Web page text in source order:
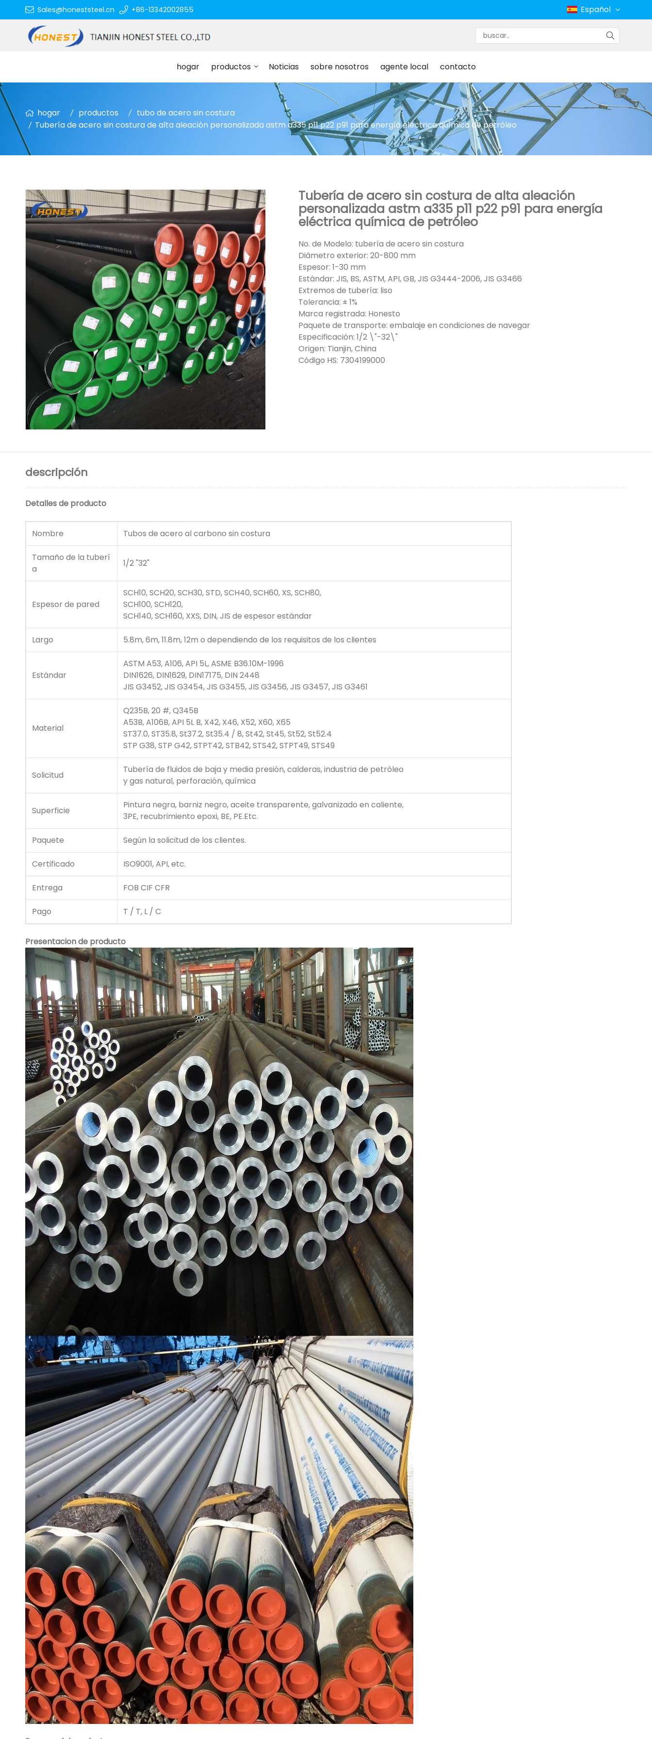
Sales@honeststeel.cn +86-13342002855 Español
hogar productos Noticias sobre nosotros agente local contacto
hogar productos
tubo de acero sin costura
Tubería de acero sin costura de alta aleación personalizada astm a335 p11 p22 p91 para energía eléctrica química de petróleo
Tubería de acero sin costura de alta aleación
personalizada astm a335 p11 p22 p91 para energía
eléctrica química de petróleo
No. de Modelo: tubería de acero sin costura
Diámetro exterior: 20-800 mm
Espesor: 1-30 mm
Estándar: JIS, BS, ASTM, API, GB, JIS G3444-2006, JIS G3466
Extremos de tubería: liso
Tolerancia: ± 1%
Marca registrada: Honesto
Paquete de transporte: embalaje en condiciones de navegar
Especificación: 1/2 \"-32\"
Origen: Tianjin, China
Código HS: 7304199000
descripción
Detalles de producto
Nombre Tubos de acero al carbono sin costura
Tamaño de la tuberí
a
1/2 "32"
Espesor de pared
SCH10, SCH20, SCH30, STD, SCH40, SCH60, XS, SCH80,
SCH100, SCH120,
SCH140, SCH160, XXS, DIN, JIS de espesor estándar
Largo 5.8m, 6m, 11.8m, 12m o dependiendo de los requisitos de los clientes
Estándar
ASTM A53, A106, API 5L, ASME B36.10M-1996
DIN1626, DIN1629, DIN17175, DIN 2448
JIS G3452, JIS G3454, JIS G3455, JIS G3456, JIS G3457, JIS G3461
Material
Q235B, 20 #, Q345B
A53B, A106B, API 5L B, X42, X46, X52, X60, X65
ST37.0, ST35.8, St37.2, St35.4 / 8, St42, St45, St52, St52.4
STP G38, STP G42, STPT42, STB42, STS42, STPT49, STS49
Solicitud
Tubería de fluidos de baja y media presión, calderas, industria de petróleo
y gas natural, perforación, química
Superficie
Pintura negra, barniz negro, aceite transparente, galvanizado en caliente,
3PE, recubrimiento epoxi, BE, PE.Etc.
Paquete Según la solicitud de los clientes.
Certificado ISO9001, API, etc.
Entrega FOB CIF CFR
Pago T / T, L / C
Presentacion de producto